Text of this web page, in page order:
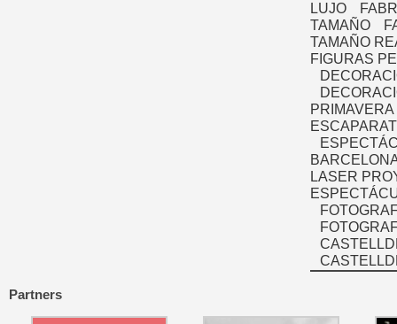
LUJO
TAMAÑO
TAMAÑO
FIGURAS
PRIMAVERA
LASER
Partners